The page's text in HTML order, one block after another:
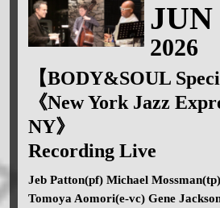
JUN
2026
【BODY&SOUL
《New York Jazz
NY》
Recording Live
Jeb Patton(pf) Michael
Tomoya Aomori(e-vc) Gene